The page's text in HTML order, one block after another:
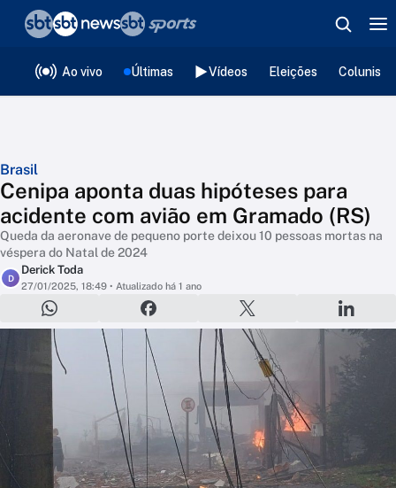
Ao vivo Últimas Vídeos Eleições
Brasil
Cenipa aponta duas hipóteses para
acidente com avião em Gramado (RS)
Queda da aeronave de pequeno porte deixou 10 pessoas mortas na
véspera do Natal de 2024
D
Derick Toda
27/01/2025, 18:49 • Atualizado há 1 ano
❮voltar
Editorias